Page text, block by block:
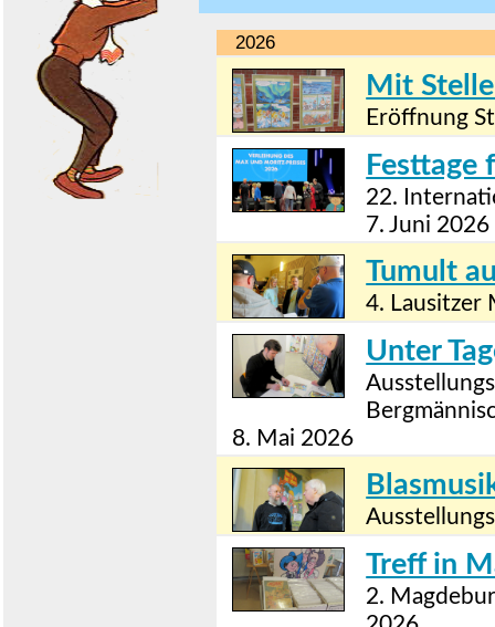
2026
Mit
Eröffnung
Festtage
22.
7. Juni 2026
Tumult
4. Lausitzer
Unter
8. Mai 2026
Treff in
2.